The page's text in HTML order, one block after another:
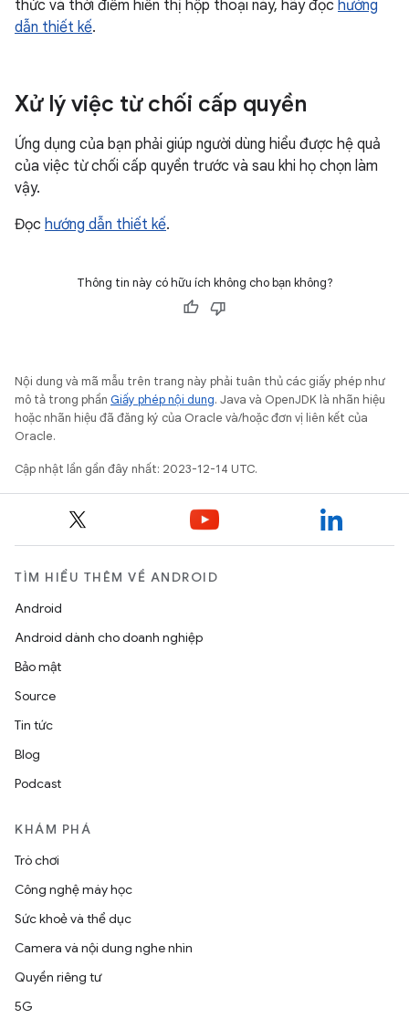
thức và thời điểm hiển thị hộp thoại này, hãy đọc hướng
dẫn thiết kế.
Xử lý việc từ chối cấp quyền
Ứng dụng của bạn phải giúp người dùng hiểu được hệ quả
của việc từ chối cấp quyền trước và sau khi họ chọn làm
vậy.
Đọc hướng dẫn thiết kế.
Thông tin này có hữu ích không cho bạn không?
Nội dung và mã mẫu trên trang này phải tuân thủ các giấy phép như
mô tả trong phần Giấy phép nội dung. Java và OpenJDK là nhãn hiệu
hoặc nhãn hiệu đã đăng ký của Oracle và/hoặc đơn vị liên kết của
Oracle.
Cập nhật lần gần đây nhất: 2023-12-14 UTC.
TÌM HIỂU THÊM VỀ ANDROID
Android
Android dành cho doanh nghiệp
Bảo mật
Source
Tin tức
Blog
Podcast
KHÁM PHÁ
Trò chơi
Công nghệ máy học
Sức khoẻ và thể dục
Camera và nội dung nghe nhìn
Quyền riêng tư
5G